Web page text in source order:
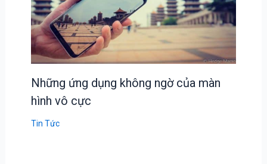
Những ứng dụng không ngờ của màn
hình vô cực
Tin Tức